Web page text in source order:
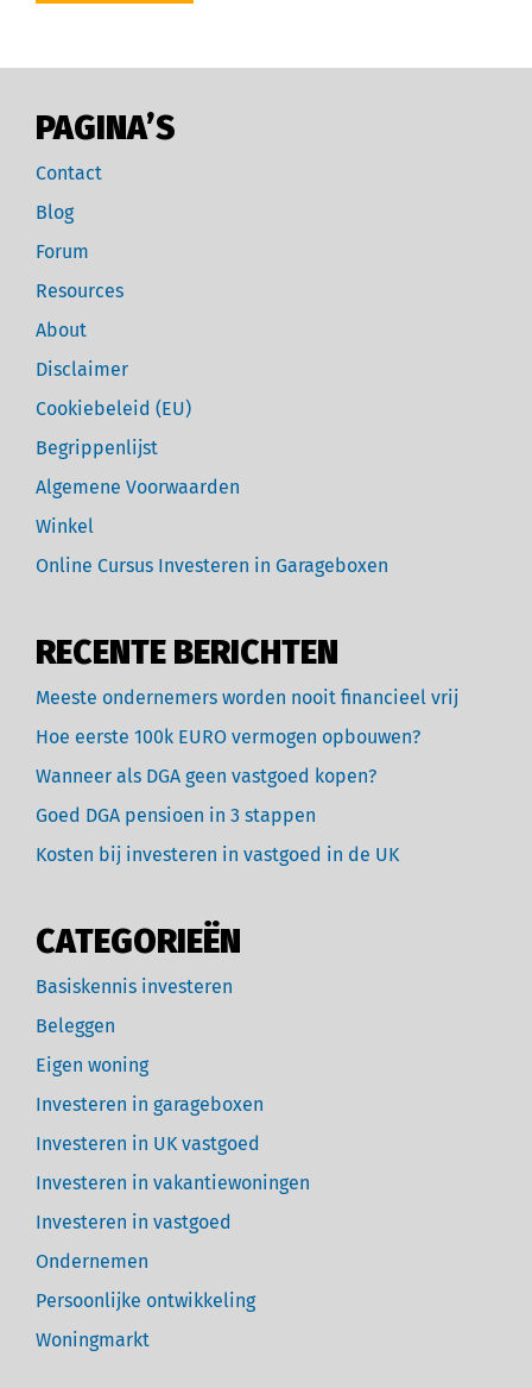
PAGINA’S
Contact
Blog
Forum
Resources
About
Disclaimer
Cookiebeleid (EU)
Begrippenlijst
Algemene Voorwaarden
Winkel
Online Cursus Investeren in Garageboxen
RECENTE BERICHTEN
Meeste ondernemers worden nooit financieel vrij
Hoe eerste 100k EURO vermogen opbouwen?
Wanneer als DGA geen vastgoed kopen?
Goed DGA pensioen in 3 stappen
Kosten bij investeren in vastgoed in de UK
CATEGORIEËN
Basiskennis investeren
Beleggen
Eigen woning
Investeren in garageboxen
Investeren in UK vastgoed
Investeren in vakantiewoningen
Investeren in vastgoed
Ondernemen
Persoonlijke ontwikkeling
Woningmarkt